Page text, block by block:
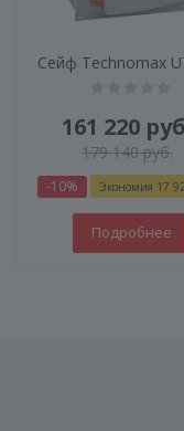
Сейф Technomax
161 220
179 140руб.
-10% Экономия 17
Подробнее